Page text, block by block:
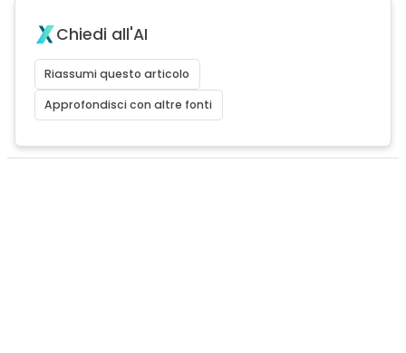
Chiedi all'AI
Riassumi questo articolo
Approfondisci con altre fonti